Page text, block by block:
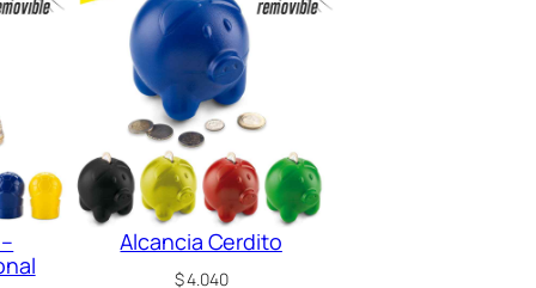
Alcancia Cerdito
$4.040